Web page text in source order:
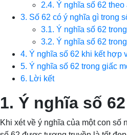
2.4. Ý nghĩa số 62
3. Số 62 có ý nghĩa gì trong
3.1. Ý nghĩa số 62
3.2. Ý nghĩa số 62
4. Ý nghĩa số 62 khi kết hợp
5. Ý nghĩa số 62 trong giấc
6. Lời kết
1. Ý nghĩa số
Khi xét về ý nghĩa của một con